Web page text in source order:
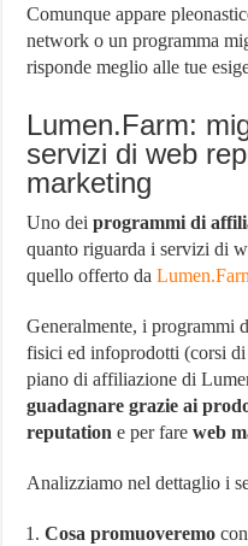
Comunque appare
network o un programma
risponde meglio alle tue
Lumen.Farm:
servizi di web
marketing
Uno deiprogrammi di
quanto riguarda i servizi di
quello offerto da
Generalmente, i programmi
fisici ed infoprodotti (corsi
piano di affiliazione di
guadagnare grazie ai
reputation e per fareweb
Analizziamo nel dettaglio i
Cosa promuoveremo